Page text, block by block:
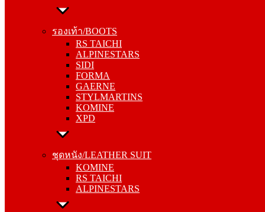
รองเท้า/BOOTS
RS TAICHI
ALPINESTARS
SIDI
FORMA
GAERNE
STYLMARTINS
KOMINE
XPD
ชุดหนัง/LEATHER SUIT
KOMINE
RS TAICHI
ALPINESTARS
รองเท้า/BOOTS
ALPINESTARS
SIDI
FORMA
GAERNE
STYLMARTINS
KOMINE
XPD
ชุดหนัง/LEATHER SUIT
RS TAICHI
ALPINESTARS
การ์ด/PROTECTOR